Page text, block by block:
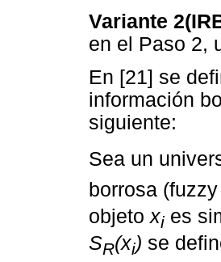
Variante
en el Paso 2,
En [21] se
información
siguiente:
Sea un
borrosa
objeto xi es
SR(xi) se